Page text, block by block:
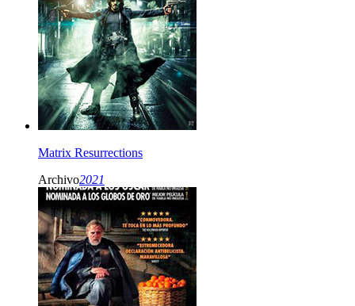
Matrix Resurrections
Archivo2021